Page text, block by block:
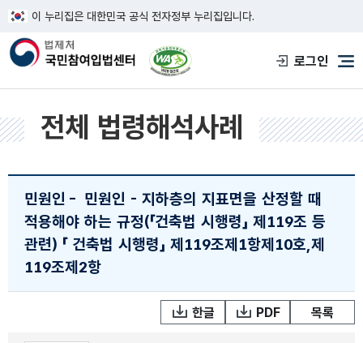
이 누리집은 대한민국 공식 전자정부 누리집입니다.
한국웹접근성인증평가원 웹접근성 사이
로그인
메
전체 법령해석사례
민원인 - 민원인 - 지하층의 지표면을 산정할 때
적용해야 하는 규정(「건축법 시행령」 제119조 등
관련) 「 건축법 시행령」 제119조제1항제10호,제
119조제2항
한글 PDF 목록